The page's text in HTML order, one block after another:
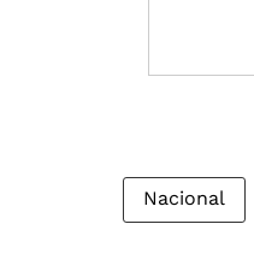
Nacional